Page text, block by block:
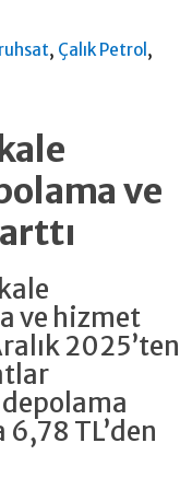
ruhsat, Çalık Petrol ,
ve
ve hizmet
2025’ten
TL’den